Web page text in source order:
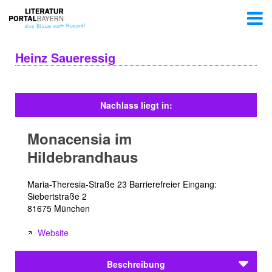
Heinz Saueressig
Nachlass liegt in:
Monacensia im
Hildebrandhaus
Maria-Theresia-Straße 23 Barrierefreier Eingang:
Siebertstraße 2
81675 München
Website
Beschreibung